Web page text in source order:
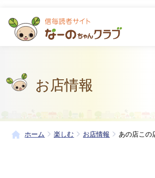
お店情報
ホーム 楽しむ お店情報 あの店この